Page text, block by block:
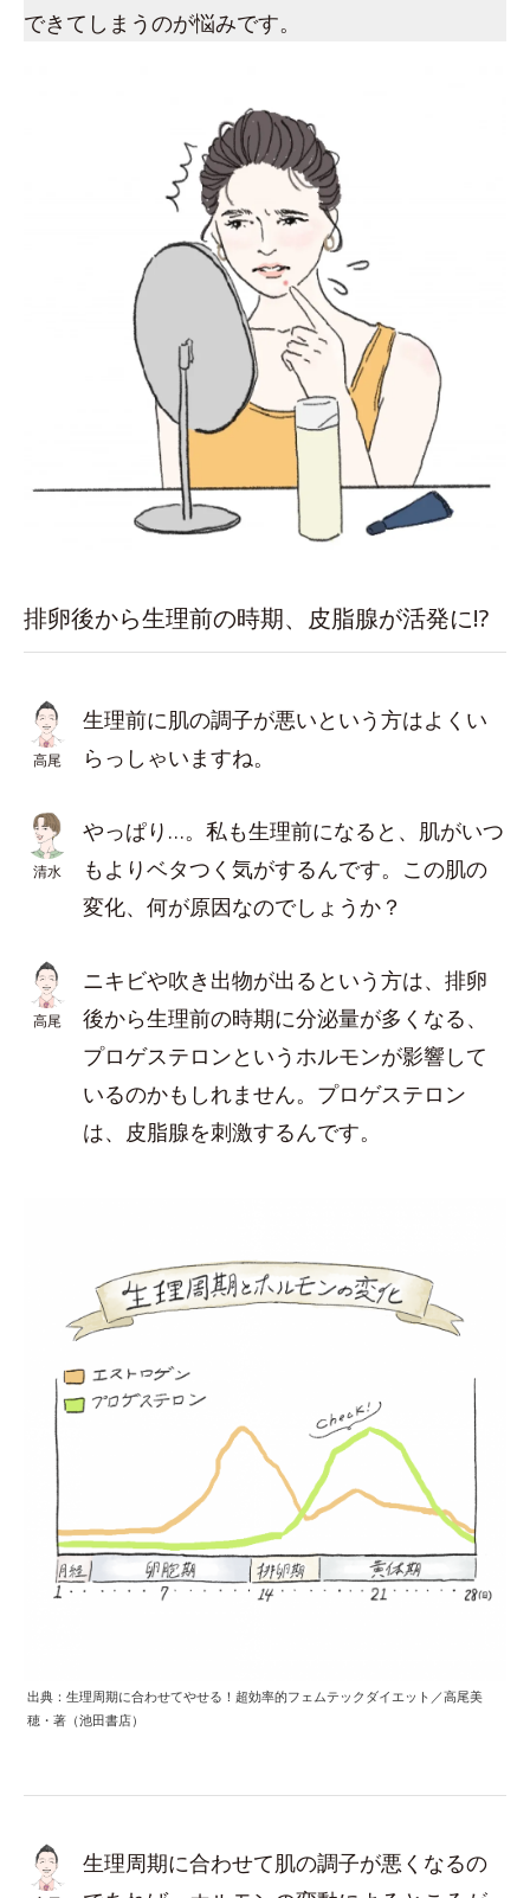
できてしまうのが悩みです。
排卵後から生理前の時期、皮脂腺が活発に!?
高尾
生理前に肌の調子が悪いという方はよくい
らっしゃいますね。
清水
やっぱり…。私も生理前になると、肌がいつ
もよりベタつく気がするんです。この肌の
変化、何が原因なのでしょうか？
高尾
ニキビや吹き出物が出るという方は、排卵
後から生理前の時期に分泌量が多くなる、
プロゲステロンというホルモンが影響して
いるのかもしれません。プロゲステロン
は、皮脂腺を刺激するんです。
出典：生理周期に合わせてやせる！超効率的フェムテックダイエット／高尾美
穂・著（池田書店）
生理周期に合わせて肌の調子が悪くなるの